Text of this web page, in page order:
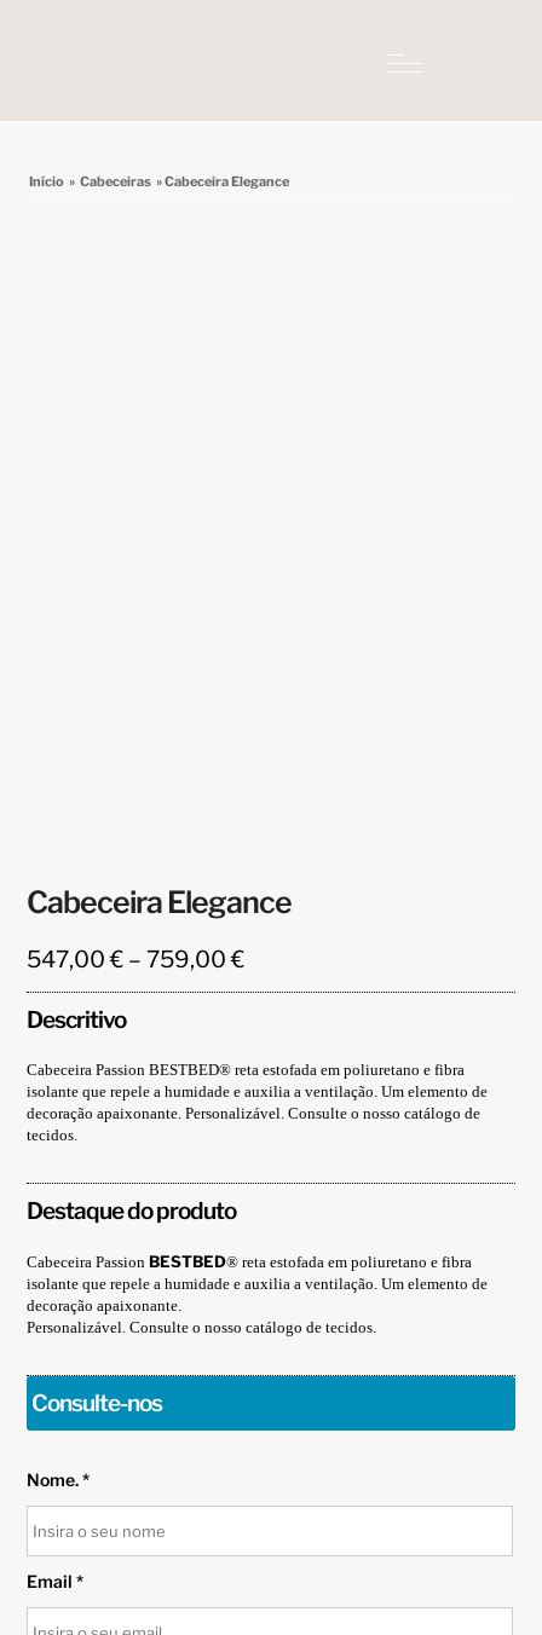
Início » Cabeceiras » Cabeceira Elegance
Cabeceira Elegance
547,00€ – 759,00€Price
range:
759,00 €
Descritivo
Cabeceira Passion BESTBED® reta estofada em poliuretano e fibra
isolante que repele a humidade e auxilia a ventilação. Um elemento de
decoração apaixonante. Personalizável. Consulte o nosso catálogo de
tecidos.
Destaque do produto
Cabeceira Passion BESTBED® reta estofada em poliuretano e fibra
isolante que repele a humidade e auxilia a ventilação. Um elemento de
decoração apaixonante.
Personalizável. Consulte o nosso catálogo de tecidos.
Consulte-nos
Nome. *
Email *